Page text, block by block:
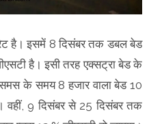
है। इसमें 8 दिसंबर तक डबल बेड
है। इसी तरह एक्सट्रा बेड के
के समय 8 हजार वाला बेड 10
वहीं, 9 दिसंबर से 25 दिसंबर तक